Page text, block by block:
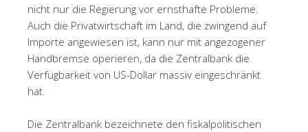
nicht nur die Regierung vor ernsthafte Probleme.
Auch die Privatwirtschaft im Land, die zwingend auf
Importe angewiesen ist, kann nur mit angezogener
Handbremse operieren, da die Zentralbank die
Verfügbarkeit von US-Dollar massiv eingeschränkt
hat.
Die Zentralbank bezeichnete den fiskalpolitischen